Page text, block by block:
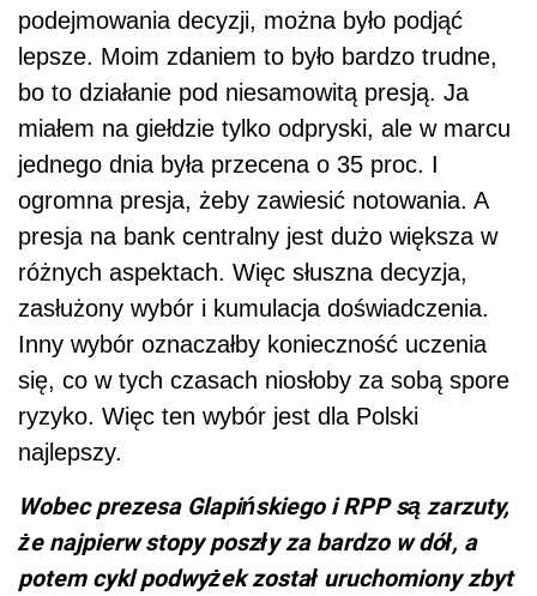
podejmowania decyzji, można było podjąć
lepsze. Moim zdaniem to było bardzo trudne,
bo to działanie pod niesamowitą presją. Ja
miałem na giełdzie tylko odpryski, ale w marcu
jednego dnia była przecena o 35 proc. I
ogromna presja, żeby zawiesić notowania. A
presja na bank centralny jest dużo większa w
różnych aspektach. Więc słuszna decyzja,
zasłużony wybór i kumulacja doświadczenia.
Inny wybór oznaczałby konieczność uczenia
się, co w tych czasach niosłoby za sobą spore
ryzyko. Więc ten wybór jest dla Polski
najlepszy.
Wobec prezesa Glapińskiego i RPP są zarzuty,
że najpierw stopy poszły za bardzo w dół, a
potem cykl podwyżek został uruchomiony zbyt